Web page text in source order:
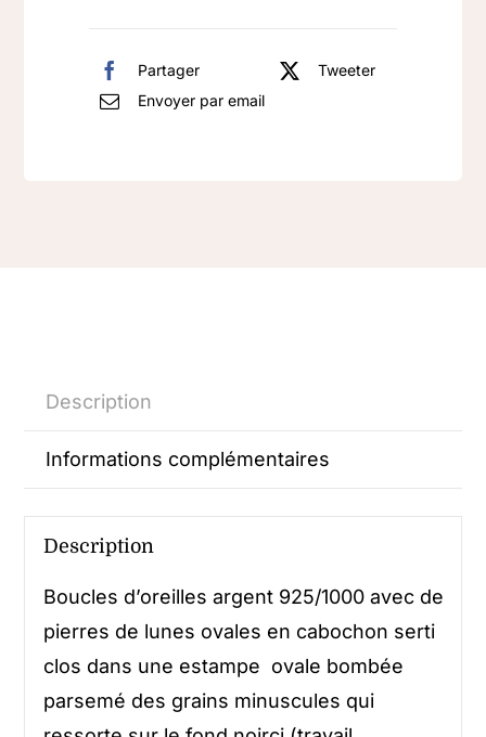
Partager
Tweeter
Envoyer par email
Description
Informations complémentaires
Description
Boucles d’oreilles argent 925/1000 avec de
pierres de lunes ovales en cabochon serti
clos dans une estampe ovale bombée
parsemé des grains minuscules qui